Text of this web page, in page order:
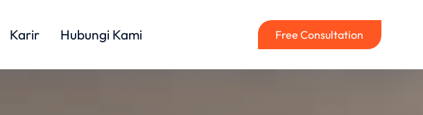
Karir Hubungi Kami Free Consultation